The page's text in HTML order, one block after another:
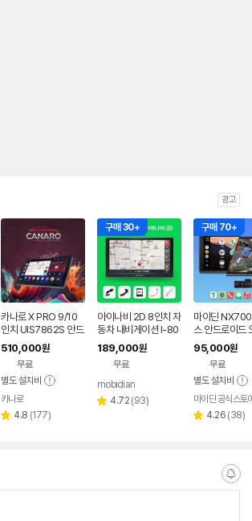
광고
카나로 X PRO 9/10
인치 UIS7862S 안드
로이드 올인원 네비게
이션
510,000원
무료
별도 설치비
페이
카나로
별 4.8 리
(177)
구매 30+
아이나비 2D 8인치 자
동차 내비게이션 I-80
0 (삼성 SD카드 16G
+거치대+안테나)
189,000원
무료
mobidian
별 4.72 리
(93)
구매 70+
마이딘
스 안드로이드
플레이 블랙박
터
95,000원
무료
별도 설치비
마이딘 공식스토
별 4.26 리
(38)
알